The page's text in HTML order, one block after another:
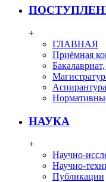
+
ГЛАВНАЯ
Приёмная
НАУКА
+
Научно-
Научно-
Публикации